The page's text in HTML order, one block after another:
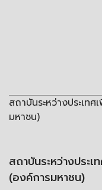
สถาบันระหว่างประเท
มหาชน)
สถาบันระหว่างประ
(องค์การมหาชน)